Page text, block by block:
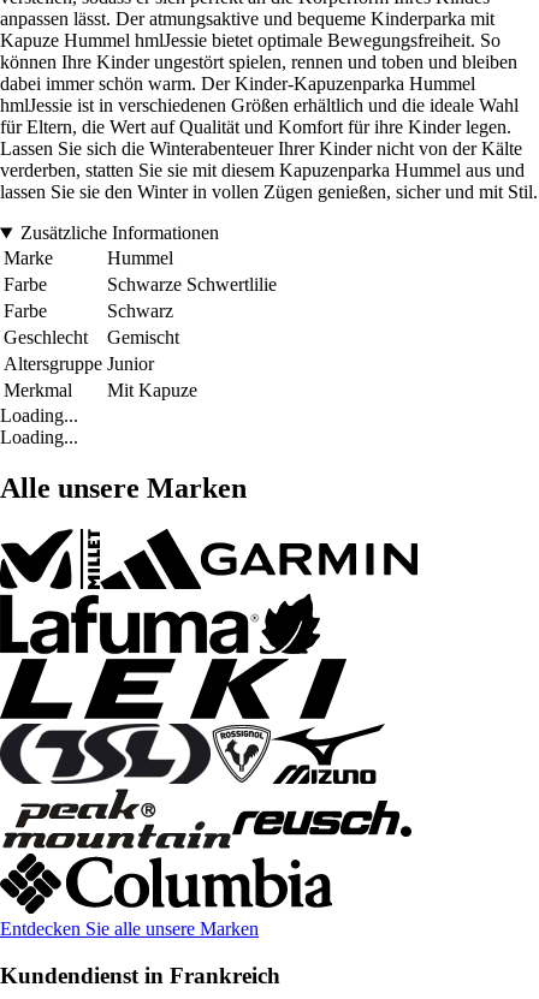
anpassen lässt. Der atmungsaktive und bequeme Kinderparka mit
Kapuze Hummel hmlJessie bietet optimale Bewegungsfreiheit. So
können Ihre Kinder ungestört spielen, rennen und toben und bleiben
dabei immer schön warm. Der Kinder-Kapuzenparka Hummel
hmlJessie ist in verschiedenen Größen erhältlich und die ideale Wahl
für Eltern, die Wert auf Qualität und Komfort für ihre Kinder legen.
Lassen Sie sich die Winterabenteuer Ihrer Kinder nicht von der Kälte
verderben, statten Sie sie mit diesem Kapuzenparka Hummel aus und
lassen Sie sie den Winter in vollen Zügen genießen, sicher und mit Stil.
Zusätzliche Informationen
Marke
Hummel
Farbe
Schwarze Schwertlilie
Farbe
Schwarz
Geschlecht
Gemischt
Altersgruppe Junior
Merkmal
Mit Kapuze
Loading...
Loading...
Alle unsere Marken
Entdecken Sie alle unsere Marken
Kundendienst in Frankreich